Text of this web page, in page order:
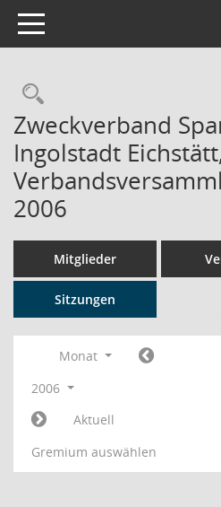
Toggle navigation
Rechercheauswahl
Zweckverband
Ingolstadt
2006
Mitglieder
Sitzungen
Monat
2006
Aktuell
Gremium auswählen